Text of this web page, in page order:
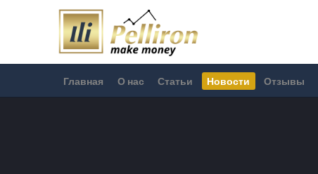
Главная О нас Статьи Новости Отзывы